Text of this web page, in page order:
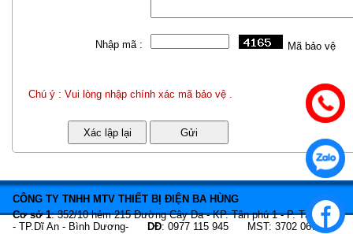
Nhập mã : Mã bảo vệ
Chú ý : Vui lòng nhập chính xác mã bảo vệ .
CÔNG TY TNHH MTV THIẾT BỊ ĐIỆN BA HÙNG
Cơ sở 1: 352/10 hẻm 215 Đường Cây Da - KP. Tân phú 1 - P. Tân Bình
- TP.Dĩ An - Bình Dương-
DĐ: 0977 115 945 MST: 3702 067 466